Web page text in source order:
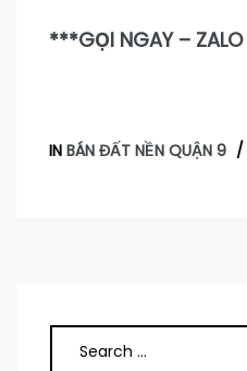
***GỌI NGAY –
IN BÁN ĐẤT NỀN QUẬN 9